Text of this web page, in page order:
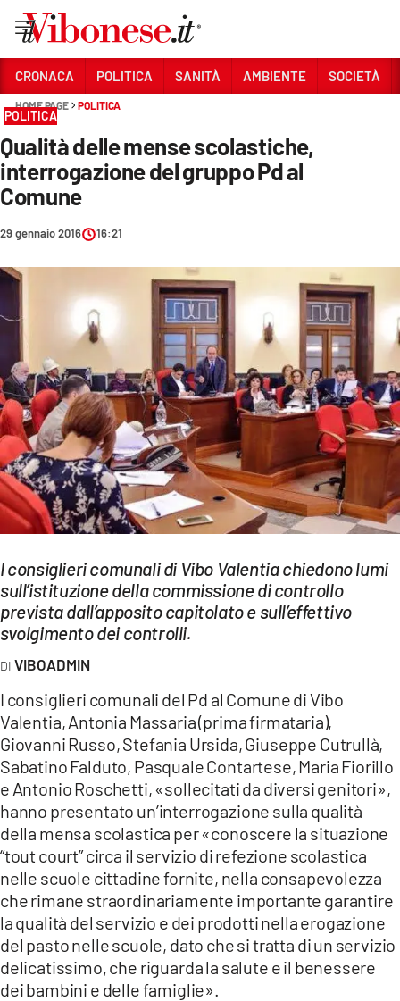
Sezioni
CRONACA
POLITICA
SOCIETÀ
CULTURA
ECONOMIA E LAVORO
EVENTI
SPORT
Streaming
LAC TV
LAC NETWORK
LAC ONAIR
LaC
Network
LACPLAY.IT
LACTV.IT
LACONAIR.IT
LACITYMAG.IT
ILREGGINO.IT
COSENZACHANNEL.IT
ILVIBONESE.IT
CATANZAROCHANNEL.IT
CRONACA POLITICA SANITÀ AMBIENTE SOCIETÀ
HOME PAGE POLITICA
POLITICA
Qualità delle mense scolastiche,
interrogazione del gruppo Pd al
Comune
29 gennaio 2016 16:21
I consiglieri comunali di Vibo Valentia chiedono lumi
sull’istituzione della commissione di controllo
prevista dall’apposito capitolato e sull’effettivo
svolgimento dei controlli.
VIBOADMIN
I consiglieri comunali del Pd al Comune di Vibo
Valentia, Antonia Massaria (prima firmataria),
Giovanni Russo, Stefania Ursida, Giuseppe Cutrullà,
Sabatino Falduto, Pasquale Contartese, Maria Fiorillo
e Antonio Roschetti, «sollecitati da diversi genitori»,
hanno presentato un’interrogazione sulla qualità
della mensa scolastica per «conoscere la situazione
“tout court” circa il servizio di refezione scolastica
nelle scuole cittadine fornite, nella consapevolezza
che rimane straordinariamente importante garantire
la qualità del servizio e dei prodotti nella erogazione
del pasto nelle scuole, dato che si tratta di un servizio
delicatissimo, che riguarda la salute e il benessere
dei bambini e delle famiglie».